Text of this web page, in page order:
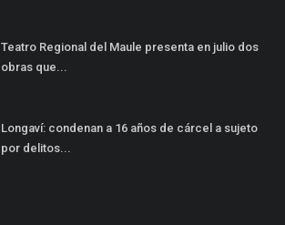
Teatro Regional del Maule presenta en julio dos
obras que...
Longaví: condenan a 16 años de cárcel a sujeto
por delitos...